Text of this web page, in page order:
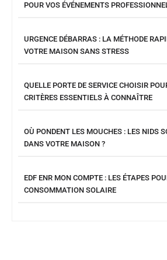
POUR VOS ÉVÉNEMENTS
URGENCE DÉBARRAS : LA MÉTHODE
VOTRE MAISON SANS STRESS
QUELLE PORTE DE SERVICE CHOISIR
CRITÈRES ESSENTIELS À CONNAÎTRE
OÙ PONDENT LES MOUCHES : LES NIDS
DANS VOTRE MAISON ?
EDF ENR MON COMPTE : LES ÉTAPES
CONSOMMATION SOLAIRE